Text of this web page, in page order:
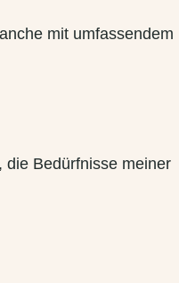
mit umfassendem
die Bedürfnisse meiner